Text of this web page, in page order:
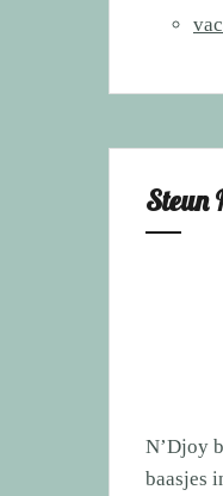
Steun
N’Djoy
baasjes